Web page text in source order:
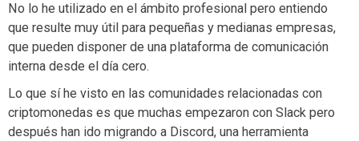
No lo he utilizado en el ámbito profesional pero entiendo
que resulte muy útil para pequeñas y medianas empresas,
que pueden disponer de una plataforma de comunicación
interna desde el día cero.
Lo que sí he visto en las comunidades relacionadas con
criptomonedas es que muchas empezaron con Slack pero
después han ido migrando a Discord, una herramienta